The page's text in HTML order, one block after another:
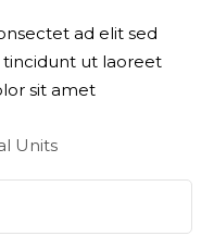
ad elit sed
ut laoreet
sit amet
Units